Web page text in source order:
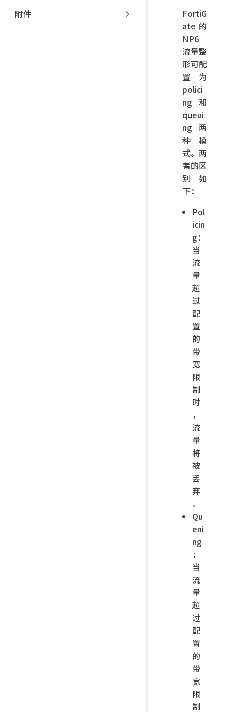
附件
FortiG
ate 的
NP6
流量整
形可配
置为
polici
ng 和
queui
ng 两
种模
式。两
者的区
别如
下：
Pol
icin
g：
当
流
量
超
过
配
置
的
带
宽
限
制
时
，
流
量
将
被
丢
弃
。
Qu
eni
ng
：
当
流
量
超
过
配
置
的
带
宽
限
制